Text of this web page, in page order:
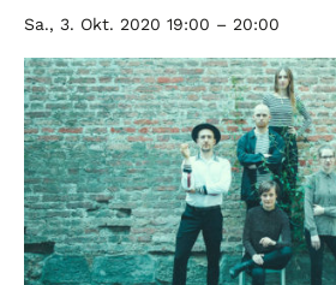
Sa., 3. Okt. 2020 19:00 – 20:00